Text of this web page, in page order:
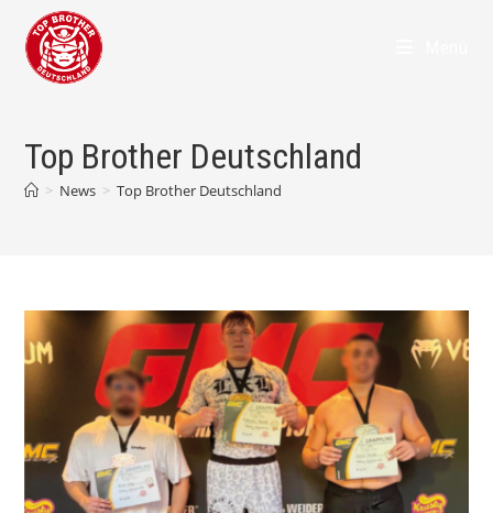
Inhalt
springen
Top Brother Deutschland
> News > Top Brother Deutschland